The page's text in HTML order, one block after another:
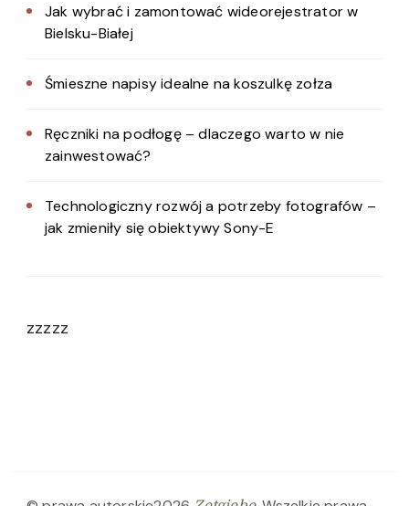
Jak wybrać i zamontować wideorejestrator w
Bielsku-Białej
Śmieszne napisy idealne na koszulkę zołza
Ręczniki na podłogę – dlaczego warto w nie
zainwestować?
Technologiczny rozwój a potrzeby fotografów –
jak zmieniły się obiektywy Sony-E
zzzzz